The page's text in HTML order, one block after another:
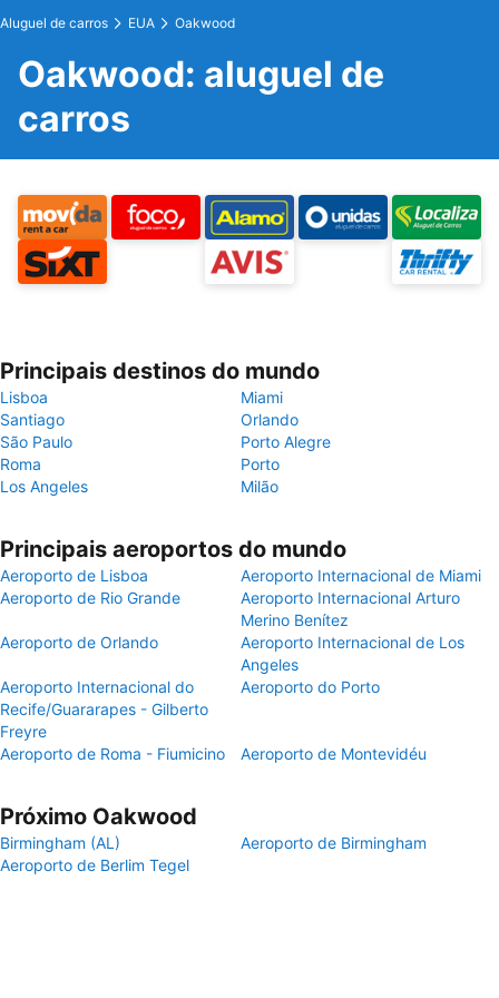
Aluguel de carros EUA Oakwood
Oakwood: aluguel de
carros
Principais destinos do mundo
Lisboa
Miami
Santiago
Orlando
São Paulo
Porto Alegre
Roma
Porto
Los Angeles
Milão
Principais aeroportos do mundo
Aeroporto de Lisboa
Aeroporto Internacional de Miami
Aeroporto de Rio Grande
Aeroporto Internacional Arturo
Merino Benítez
Aeroporto de Orlando
Aeroporto Internacional de Los
Angeles
Aeroporto Internacional do
Recife/Guararapes - Gilberto
Freyre
Aeroporto do Porto
Aeroporto de Roma - Fiumicino Aeroporto de Montevidéu
Próximo Oakwood
Birmingham (AL)
Aeroporto de Birmingham
Aeroporto de Berlim Tegel